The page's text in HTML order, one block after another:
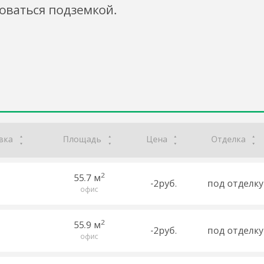
подземкой.
Площадь Цена Отделка
55.7 м2
офис -2руб. под отделку
55.9 м2
офис -2руб. под отделку